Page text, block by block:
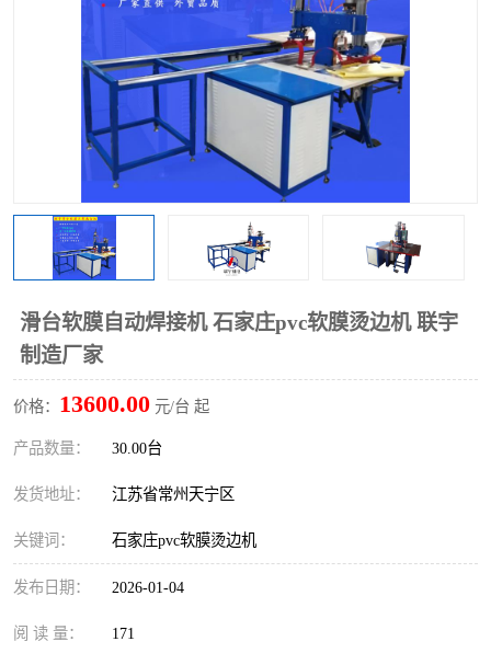
滑台软膜自动焊接机 石家庄pvc软膜烫边机 联宇
制造厂家
价格： 13600.00 元/台 起
产品数量： 30.00台
发货地址： 江苏省常州天宁区
关键词： 石家庄pvc软膜烫边机
发布日期： 2026-01-04
阅 读 量： 171
其他超声波系列